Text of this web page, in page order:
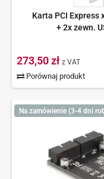
Karta PCI Express
+ 2x zewn.
273,50 zł z VAT
Porównaj produkt
Na zamówienie (3-4 dni